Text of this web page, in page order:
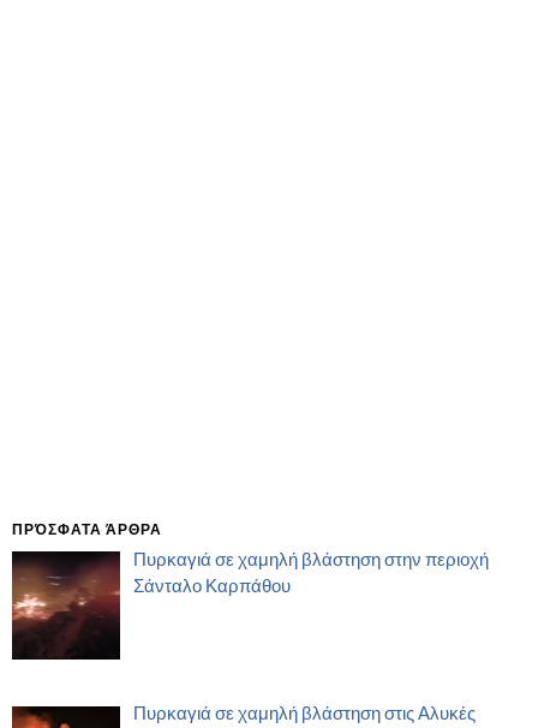
ΠΡΌΣΦΑΤΑ ΆΡΘΡΑ
Πυρκαγιά σε χαμηλή βλάστηση στην περιοχή
Σάνταλο Καρπάθου
Πυρκαγιά σε χαμηλή βλάστηση στις Αλυκές